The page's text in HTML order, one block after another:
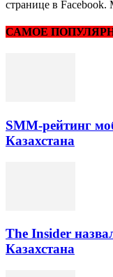
странице в Facebook.
САМОЕ
SMM-рейтинг
Казахстана
The Insider
Казахстана